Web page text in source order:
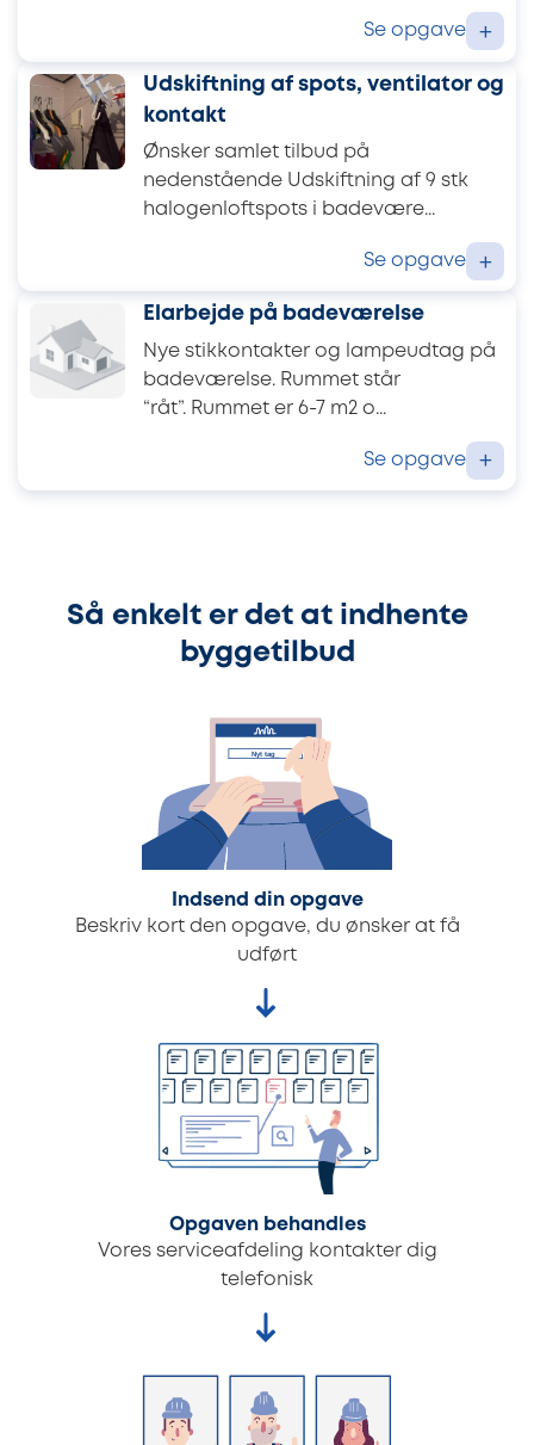
Se opgave +
Udskiftning af spots, ventilator og
kontakt
Ønsker samlet tilbud på
nedenstående Udskiftning af 9 stk
halogenloftspots i badevære...
Se opgave +
Elarbejde på badeværelse
Nye stikkontakter og lampeudtag på
badeværelse. Rummet står
“råt”. Rummet er 6-7 m2 o...
Se opgave +
Så enkelt er det at indhente
byggetilbud
Indsend din opgave
Beskriv kort den opgave, du ønsker at få
udført
Opgaven behandles
Vores serviceafdeling kontakter dig
telefonisk